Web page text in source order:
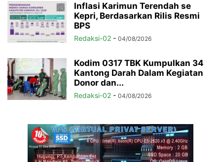
Inflasi Karimun Terendah se
Kepri, Berdasarkan Rilis Resmi
BPS
Redaksi-02 - 04/08/2026
Kodim 0317 TBK Kumpulkan 34
Kantong Darah Dalam Kegiatan
Donor dan...
Redaksi-02 - 04/08/2026